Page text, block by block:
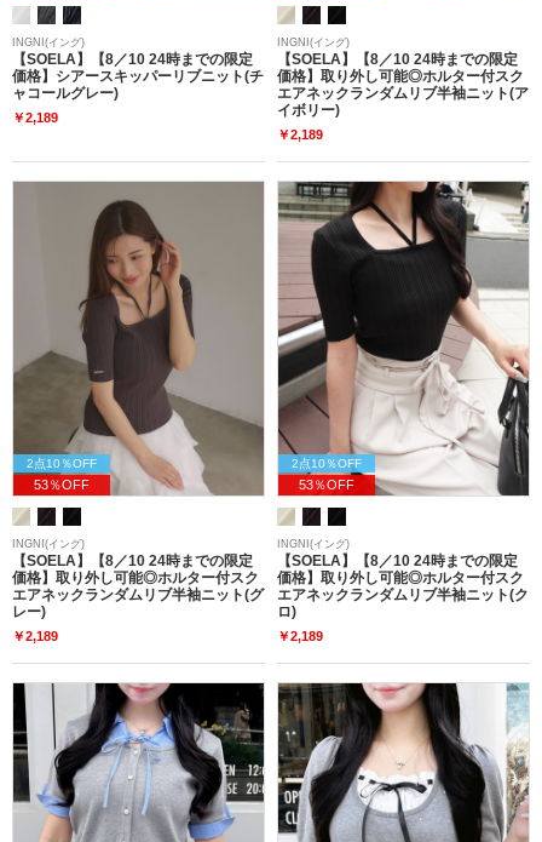
INGNI(イング)
【SOELA】【8／10 24時までの限定
価格】シアースキッパーリブニット(チ
ャコールグレー)
￥2,189
INGNI(イング)
【SOELA】【8／10 24時までの限定
価格】取り外し可能◎ホルター付スク
エアネックランダムリブ半袖ニット(ア
イボリー)
￥2,189
2点10％OFF
53％OFF
INGNI(イング)
【SOELA】【8／10 24時までの限定
価格】取り外し可能◎ホルター付スク
エアネックランダムリブ半袖ニット(グ
レー)
￥2,189
2点10％OFF
53％OFF
INGNI(イング)
【SOELA】【8／10 24時までの限定
価格】取り外し可能◎ホルター付スク
エアネックランダムリブ半袖ニット(ク
ロ)
￥2,189